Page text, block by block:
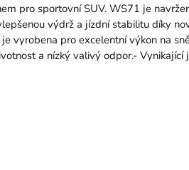
pro sportovní SUV. WS71 je
výdrž a jízdní stabilitu díky
vyrobena pro excelentní výkon na
a nízký valivý odpor.-